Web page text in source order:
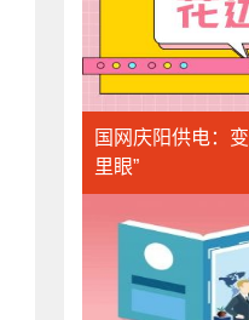
国网庆阳供电：
里眼”